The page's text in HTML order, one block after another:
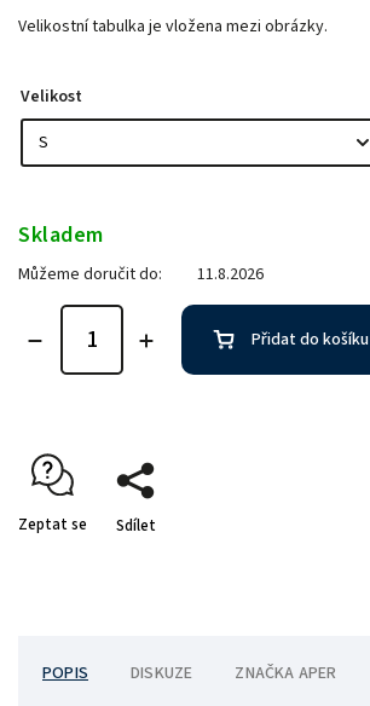
Velikostní tabulka je vložena mezi obrázky.
Velikost
Skladem
Můžeme doručit do: 11.8.2026
Přidat do košíku
Zeptat se Sdílet
POPIS DISKUZE ZNAČKA APER